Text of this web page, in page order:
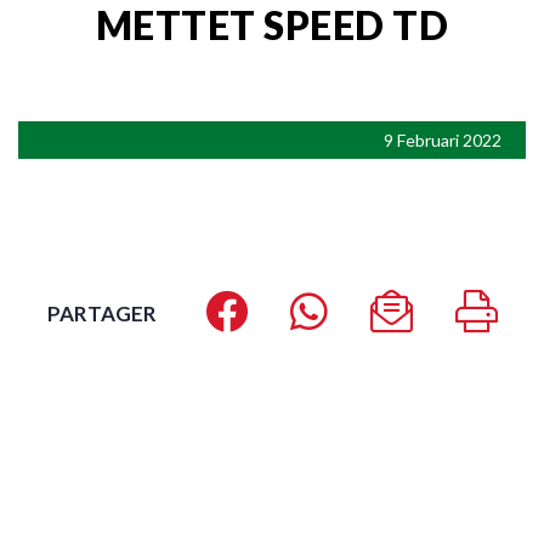
METTET SPEED TD
9 Februari 2022
PARTAGER